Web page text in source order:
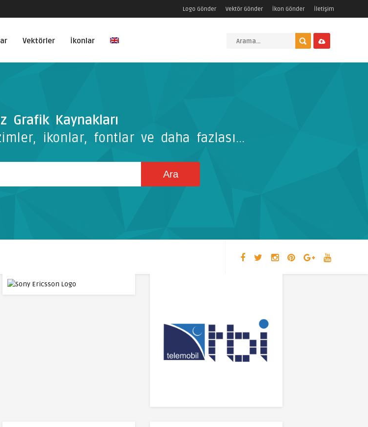
Logo Gönder Vektör Gönder İkon Gönder İletişim
Vektörler İkonlar
Grafik Kaynakları
ikonlar, fontlar ve daha fazlası...